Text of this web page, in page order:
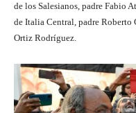
de los Salesianos, padre Fabio
de Italia Central, padre Roberto
Ortiz Rodríguez.